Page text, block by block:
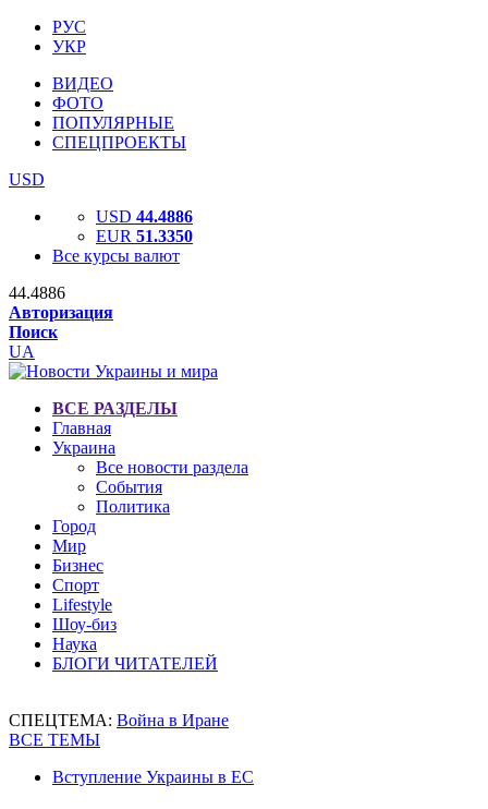
РУС
УКР
ВИДЕО
ФОТО
ПОПУЛЯРНЫЕ
СПЕЦПРОЕКТЫ
USD
USD 44.4886
EUR 51.3350
Все курсы валют
44.4886
Авторизация
Поиск
UA
ВСЕ РАЗДЕЛЫ
Главная
Украина
Все новости раздела
События
Политика
Город
Мир
Бизнес
Спорт
Lifestyle
Шоу-биз
Наука
БЛОГИ ЧИТАТЕЛЕЙ
СПЕЦТЕМА: Война в Иране
ВСЕ ТЕМЫ
Вступление Украины в ЕС